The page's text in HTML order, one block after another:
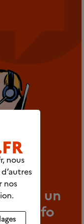
avec un
info
nous
nos